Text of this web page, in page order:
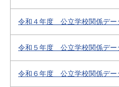
令和４年度 公立学校関係デー
令和５年度 公立学校関係デー
令和６年度 公立学校関係デー